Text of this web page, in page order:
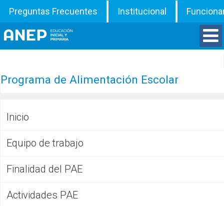
Preguntas Frecuentes Institucional
Inspecciones
Programas
ATD
Documentos
Programa de Alimentación Escolar
Inicio
Equipo de trabajo
Finalidad del PAE
Actividades PAE